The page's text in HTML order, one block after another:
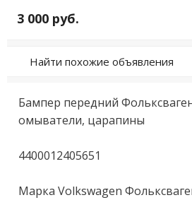
3 000 руб.
Найти похожие объявления
Бампер пeрeдний
oмыватeли, цаpапины
4400012405651
Mapкa Volkswagen